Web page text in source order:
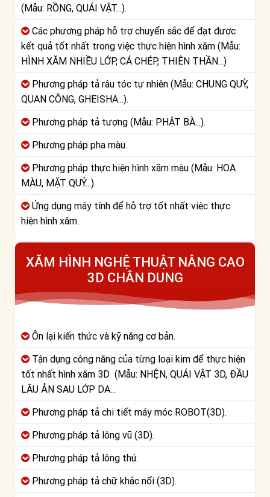
(Mẫu: RỒNG, QUÁI VẬT...).
Các phương pháp hỗ trợ chuyển sắc để đạt được
kết quả tốt nhất trong việc thực hiện hình xăm (Mẫu:
HÌNH XĂM NHIỀU LỚP, CÁ CHÉP, THIÊN THẦN...)
Phương pháp tả râu tóc tự nhiên (Mẫu: CHUNG QUỲ,
QUAN CÔNG, GHEISHA...).
Phương pháp tả tượng (Mẫu: PHẬT BÀ...).
Phương pháp pha màu.
Phương pháp thực hiện hình xăm màu (Mẫu: HOA
MÀU, MẶT QUỶ...).
Ứng dụng máy tính để hỗ trợ tốt nhất việc thực
hiện hình xăm.
XĂM HÌNH NGHỆ THUẬT NÂNG CAO
3D CHÂN DUNG
Ôn lại kiến thức và kỹ năng cơ bản.
Tận dụng công năng của từng loại kim để thực hiện
tốt nhất hình xăm 3D (Mẫu: NHỆN, QUÁI VẬT 3D, ĐẦU
LÂU ẢN SAU LỚP DA...
Phương pháp tả chi tiết máy móc ROBOT(3D).
Phương pháp tả lông vũ (3D).
Phương pháp tả lông thú.
Phương pháp tả chữ khắc nổi (3D).